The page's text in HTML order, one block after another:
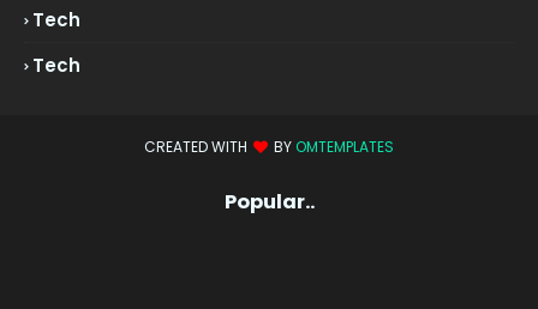
Tech
Tech
CREATED WITH BY OMTEMPLATES
Popular..